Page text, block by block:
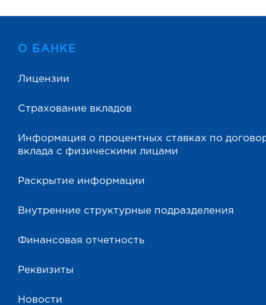
О БАНКЕ
Лицензии
Страхование вкладов
Информация о процентных ставках по
вклада с физическими лицами
Раскрытие информации
Внутренние структурные подразделения
Финансовая отчетность
Реквизиты
Новости